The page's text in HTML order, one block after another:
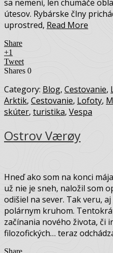
sa nemení, len chumáče
útesov. Rybárske člny
uprostred, Read More
Share
+1
Tweet
Shares 0
Category: Blog, Cestovanie,
Arktik, Cestovanie, Lofoty,
skúter, turistika, Vespa
Ostrov Værøy
Hneď ako som na konci
už nie je sneh, naložil som
odišiel na sever. Tak veru,
polárnym kruhom.
začínania nového života, či
filozofických… teraz